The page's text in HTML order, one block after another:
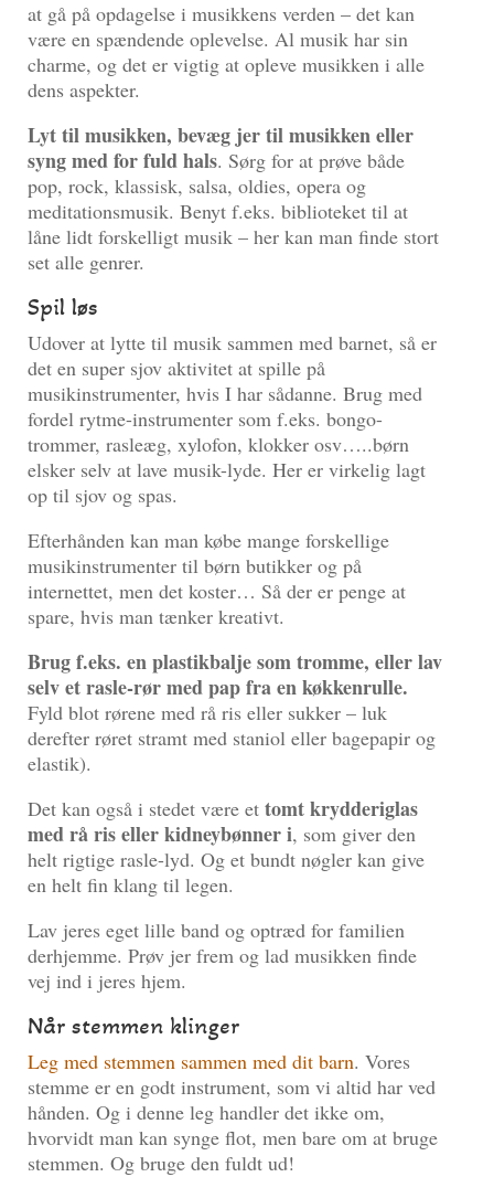
at gå på opdagelse i musikkens verden – det kan
være en spændende oplevelse. Al musik har sin
charme, og det er vigtig at opleve musikken i alle
dens aspekter.
Lyt til musikken, bevæg jer til musikken eller
syng med for fuld hals. Sørg for at prøve både
pop, rock, klassisk, salsa, oldies, opera og
meditationsmusik. Benyt f.eks. biblioteket til at
låne lidt forskelligt musik – her kan man finde stort
set alle genrer.
Spil løs
Udover at lytte til musik sammen med barnet, så er
det en super sjov aktivitet at spille på
musikinstrumenter, hvis I har sådanne. Brug med
fordel rytme-instrumenter som f.eks. bongo-
trommer, rasleæg, xylofon, klokker osv…..børn
elsker selv at lave musik-lyde. Her er virkelig lagt
op til sjov og spas.
Efterhånden kan man købe mange forskellige
musikinstrumenter til børn butikker og på
internettet, men det koster… Så der er penge at
spare, hvis man tænker kreativt.
Brug f.eks. en plastikbalje som tromme, eller lav
selv et rasle-rør med pap fra en køkkenrulle.
Fyld blot rørene med rå ris eller sukker – luk
derefter røret stramt med staniol eller bagepapir og
elastik).
Det kan også i stedet være et tomt krydderiglas
med rå ris eller kidneybønner i, som giver den
helt rigtige rasle-lyd. Og et bundt nøgler kan give
en helt fin klang til legen.
Lav jeres eget lille band og optræd for familien
derhjemme. Prøv jer frem og lad musikken finde
vej ind i jeres hjem.
Når stemmen klinger
Leg med stemmen sammen med dit barn. Vores
stemme er en godt instrument, som vi altid har ved
hånden. Og i denne leg handler det ikke om,
hvorvidt man kan synge flot, men bare om at bruge
stemmen. Og bruge den fuldt ud!